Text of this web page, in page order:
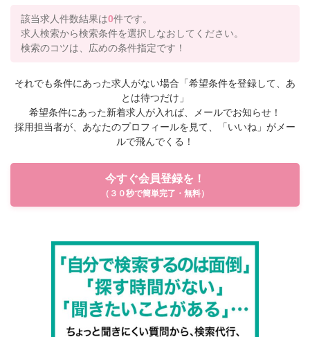
該当求人件数結果は0件です。
求人検索から検索条件を選択しなおしてください。
検索のコツは、広めの条件指定です！
それでも条件にあった求人がない場合「希望条件を登録して、あ
とは待つだけ」
希望条件にあった新着求人が入れば、メールでお知らせ！
採用担当者が、あなたのプロフィールを見て、「いいね」がメー
ルで飛んでくる！
今すぐ会員登録を！
（３０秒で簡単完了・無料）